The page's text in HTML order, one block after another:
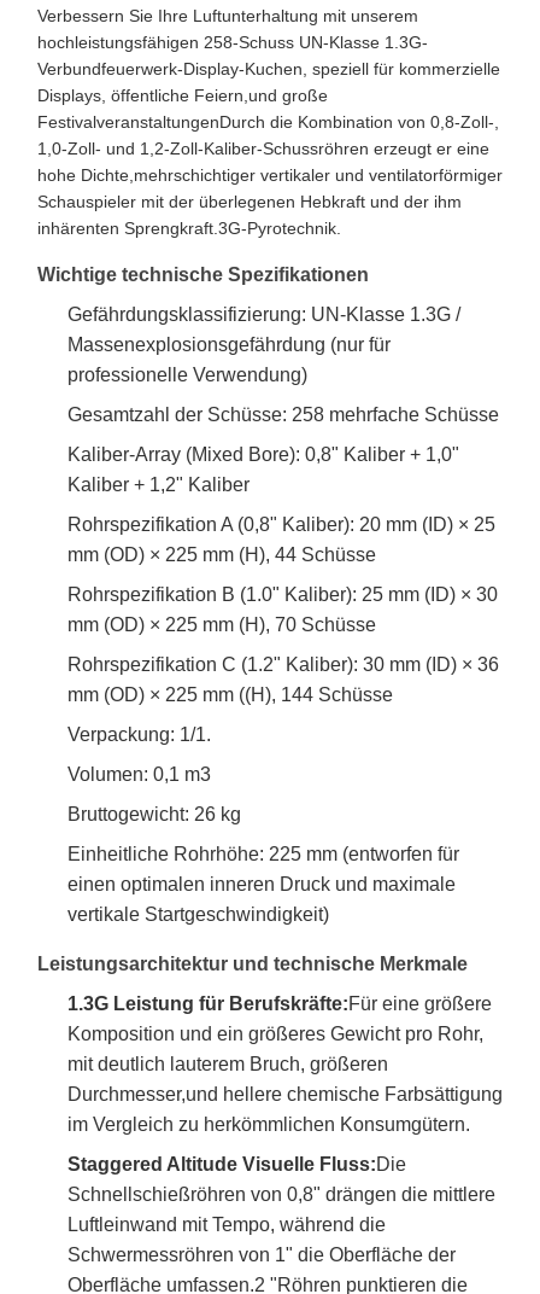
Verbessern Sie Ihre Luftunterhaltung mit unserem
hochleistungsfähigen 258-Schuss UN-Klasse 1.3G-
Verbundfeuerwerk-Display-Kuchen, speziell für kommerzielle
Displays, öffentliche Feiern,und große
FestivalveranstaltungenDurch die Kombination von 0,8-Zoll-,
1,0-Zoll- und 1,2-Zoll-Kaliber-Schussröhren erzeugt er eine
hohe Dichte,mehrschichtiger vertikaler und ventilatorförmiger
Schauspieler mit der überlegenen Hebkraft und der ihm
inhärenten Sprengkraft.3G-Pyrotechnik.
Wichtige technische Spezifikationen
Gefährdungsklassifizierung: UN-Klasse 1.3G /
Massenexplosionsgefährdung (nur für
professionelle Verwendung)
Gesamtzahl der Schüsse: 258 mehrfache Schüsse
Kaliber-Array (Mixed Bore): 0,8" Kaliber + 1,0"
Kaliber + 1,2" Kaliber
Rohrspezifikation A (0,8" Kaliber): 20 mm (ID) × 25
mm (OD) × 225 mm (H), 44 Schüsse
Rohrspezifikation B (1.0" Kaliber): 25 mm (ID) × 30
mm (OD) × 225 mm (H), 70 Schüsse
Rohrspezifikation C (1.2" Kaliber): 30 mm (ID) × 36
mm (OD) × 225 mm ((H), 144 Schüsse
Verpackung: 1/1.
Volumen: 0,1 m3
Bruttogewicht: 26 kg
Einheitliche Rohrhöhe: 225 mm (entworfen für
einen optimalen inneren Druck und maximale
vertikale Startgeschwindigkeit)
Leistungsarchitektur und technische Merkmale
1.3G Leistung für Berufskräfte:Für eine größere
Komposition und ein größeres Gewicht pro Rohr,
mit deutlich lauterem Bruch, größeren
Durchmesser,und hellere chemische Farbsättigung
im Vergleich zu herkömmlichen Konsumgütern.
Staggered Altitude Visuelle Fluss:Die
Schnellschießröhren von 0,8" drängen die mittlere
Luftleinwand mit Tempo, während die
Schwermessröhren von 1" die Oberfläche der
Oberfläche umfassen.2 "Röhren punktieren die